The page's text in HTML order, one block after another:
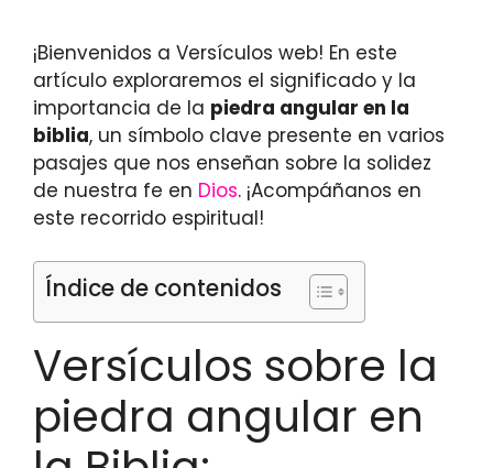
¡Bienvenidos a Versículos web! En este
artículo exploraremos el significado y la
importancia de la piedra angular en la
biblia, un símbolo clave presente en varios
pasajes que nos enseñan sobre la solidez
de nuestra fe en Dios. ¡Acompáñanos en
este recorrido espiritual!
Índice de contenidos
Versículos sobre la
piedra angular en